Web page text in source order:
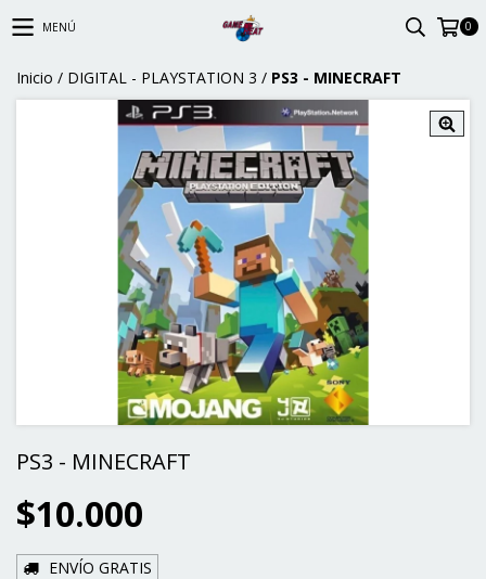
MENÚ 0
Inicio / DIGITAL - PLAYSTATION 3 / PS3 - MINECRAFT
PS3 - MINECRAFT
$10.000
ENVÍO GRATIS